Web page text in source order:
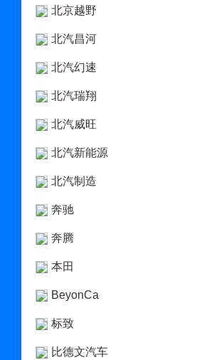
北京越野
北汽昌河
北汽幻速
北汽瑞翔
北汽威旺
北汽新能源
北汽制造
奔驰
奔腾
本田
BeyonCa
标致
比德文汽车